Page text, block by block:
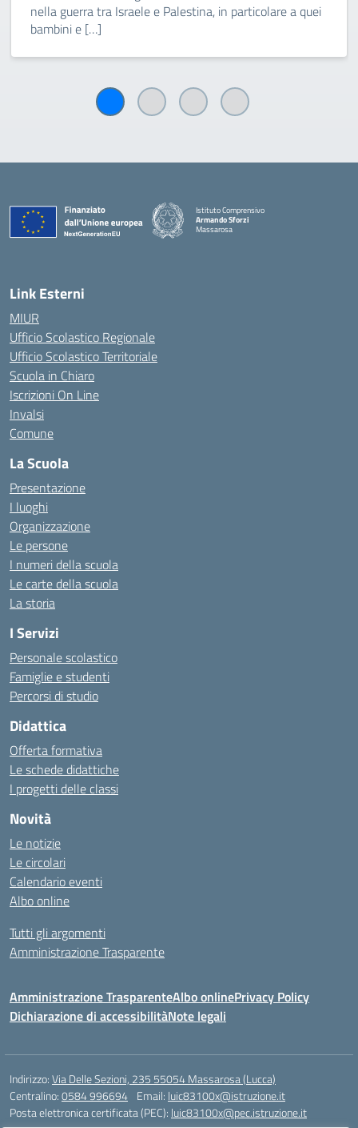
nella guerra tra Israele e Palestina, in particolare a quei
bambini e […]
Istituto Comprensivo
Armando Sforzi
Massarosa
Link Esterni
MIUR
Ufficio Scolastico Regionale
Ufficio Scolastico Territoriale
Scuola in Chiaro
Iscrizioni On Line
Invalsi
Comune
La Scuola
Presentazione
I luoghi
Organizzazione
Le persone
I numeri della scuola
Le carte della scuola
La storia
I Servizi
Personale scolastico
Famiglie e studenti
Percorsi di studio
Didattica
Offerta formativa
Le schede didattiche
I progetti delle classi
Novità
Le notizie
Le circolari
Calendario eventi
Albo online
Tutti gli argomenti
Amministrazione Trasparente
Amministrazione TrasparenteAlbo onlinePrivacy Policy
Dichiarazione di accessibilitàNote legali
Indirizzo:Via Delle Sezioni, 235 55054 Massarosa (Lucca)
Centralino:0584 996694 Email: luic83100x@istruzione.it
Posta elettronica certificata (PEC): luic83100x@pec.istruzione.it